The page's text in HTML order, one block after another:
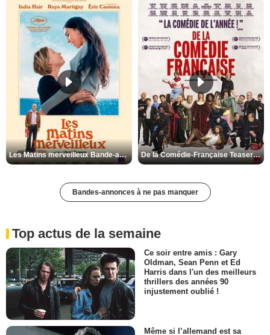
Les Matins merveilleux Bande-annonce VF De la Comédie-Française Teaser VF
Bandes-annonces à ne pas manquer
Top actus de la semaine
Ce soir entre amis : Gary
Oldman, Sean Penn et Ed
Harris dans l'un des meilleurs
thrillers des années 90
injustement oublié !
Même si l’allemand est sa